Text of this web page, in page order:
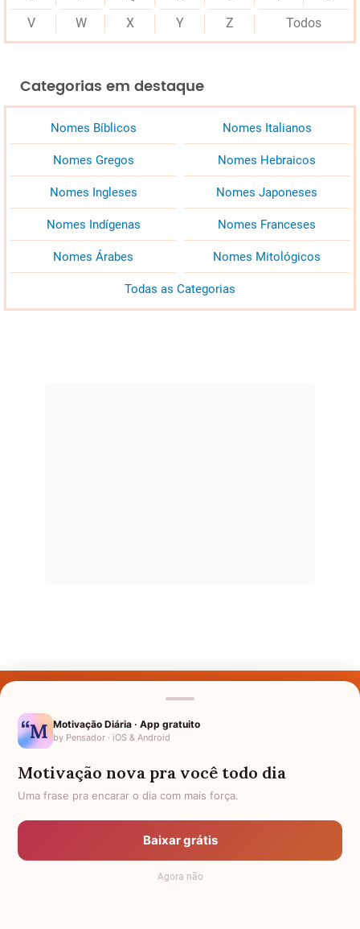
V
W X Y Z Todos
Categorias em destaque
Nomes Bíblicos Nomes Italianos
Nomes Gregos Nomes Hebraicos
Nomes Ingleses Nomes Japoneses
Nomes Indígenas Nomes Franceses
Nomes Árabes Nomes Mitológicos
Todas as Categorias
Nomes pelo Mundo
Política de Privacidade
Anuncie
Termos de Uso
Motivação Diária · App gratuito
by Pensador · iOS & Android
Motivação nova pra você todo dia
Uma frase pra encarar o dia com mais força.
Baixar grátis
Agora não